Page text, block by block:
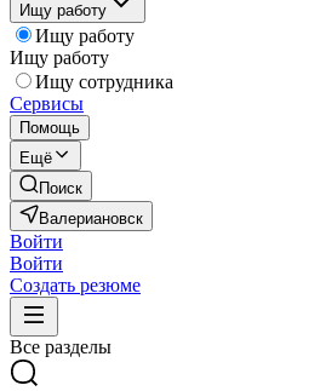
Ищу работу
Ищу работу
Ищу работу
Ищу сотрудника
Сервисы
Помощь
Ещё
Поиск
Валериановск
Войти
Войти
Создать резюме
Все разделы